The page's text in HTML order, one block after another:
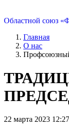
Областной союз
Главная
О нас
22 марта 2023 12:27